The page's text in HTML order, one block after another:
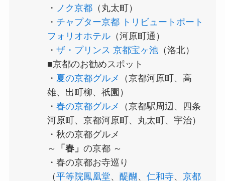
・ ノク京都 （丸太町）
・ チャプター京都 トリビュートポート
フォリオホテル （河原町通）
・ザ・プリンス 京都宝ヶ池 （洛北）
■京都のお勧めスポット
・ 夏の京都グルメ
（京都河原町、高
雄、出町柳、祇園）
・春の京都グルメ
（京都駅周辺、四条
河原町、京都河原町、丸太町、宇治）
・秋の京都グルメ
～
「春」の京都 ～
・春の京都お寺巡り
（平等院鳳凰堂、醍醐 、仁和寺、京都